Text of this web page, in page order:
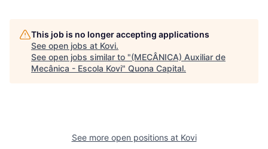
This job is no longer accepting applications
See open jobs at Kovi.
See open jobs similar to "(MECÂNICA) Auxiliar de
Mecânica - Escola Kovi" Quona Capital.
See more open positions at Kovi